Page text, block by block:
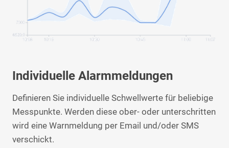
Individuelle Alarmmeldungen
Definieren Sie individuelle Schwellwerte für beliebige
Messpunkte. Werden diese ober- oder unterschritten
wird eine Warnmeldung per Email und/oder SMS
verschickt.